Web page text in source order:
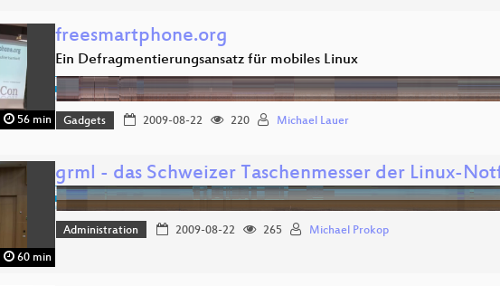
56 min
freesmartphone.org
Ein Defragmentierungsansatz für mobiles Linux
Gadgets 2009-08-22 220 Michael Lauer
60 min
grml - das Schweizer Taschenmesser der Linux-
Administration 2009-08-22 265 Michael Prokop